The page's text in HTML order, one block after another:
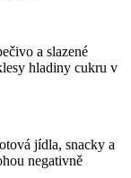
a slazené
hladiny cukru v
jídla, snacky a
negativně